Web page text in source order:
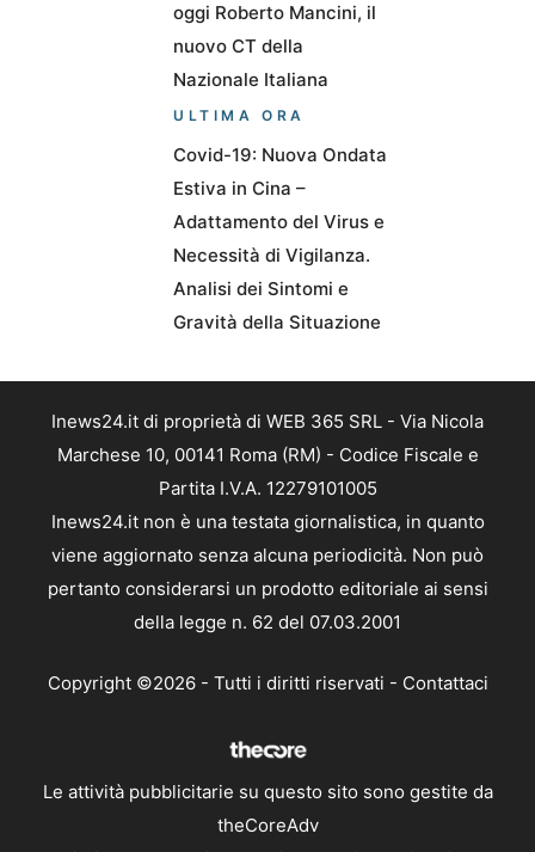
oggi Roberto Mancini, il
nuovo CT della
Nazionale Italiana
ULTIMA ORA
Covid-19: Nuova Ondata
Estiva in Cina –
Adattamento del Virus e
Necessità di Vigilanza.
Analisi dei Sintomi e
Gravità della Situazione
Inews24.it di proprietà di WEB 365 SRL - Via Nicola
Marchese 10, 00141 Roma (RM) - Codice Fiscale e
Partita I.V.A. 12279101005
Inews24.it non è una testata giornalistica, in quanto
viene aggiornato senza alcuna periodicità. Non può
pertanto considerarsi un prodotto editoriale ai sensi
della legge n. 62 del 07.03.2001
Copyright ©2026 - Tutti i diritti riservati - Contattaci
Le attività pubblicitarie su questo sito sono gestite da
theCoreAdv